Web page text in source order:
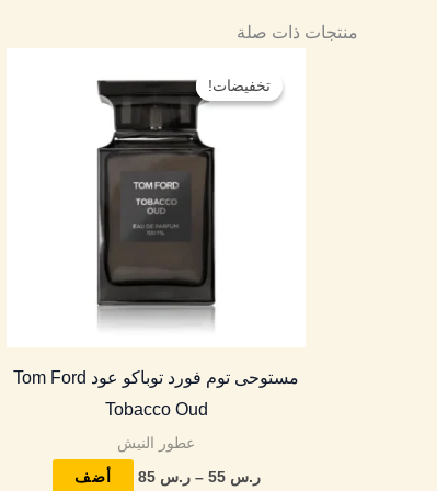
منتجات ذات صلة
تخفيضات!
تخفيضات!
مستوحى توم فورد توباكو عود Tom Ford
Tobacco Oud
عطور النيش
ر.س 55
–ر.س 85
السعر:
من
خلال
⁦ر.س 85⁩
أضف
الخيارات
على